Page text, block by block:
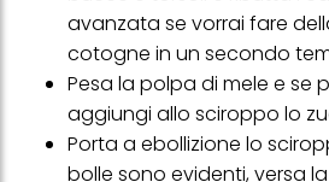
avanzata se vorrai fare
cotogne in un secondo
Pesa la polpa di mele e se
aggiungi allo sciroppo lo
Porta a ebollizione lo
bolle sono evidenti, versa